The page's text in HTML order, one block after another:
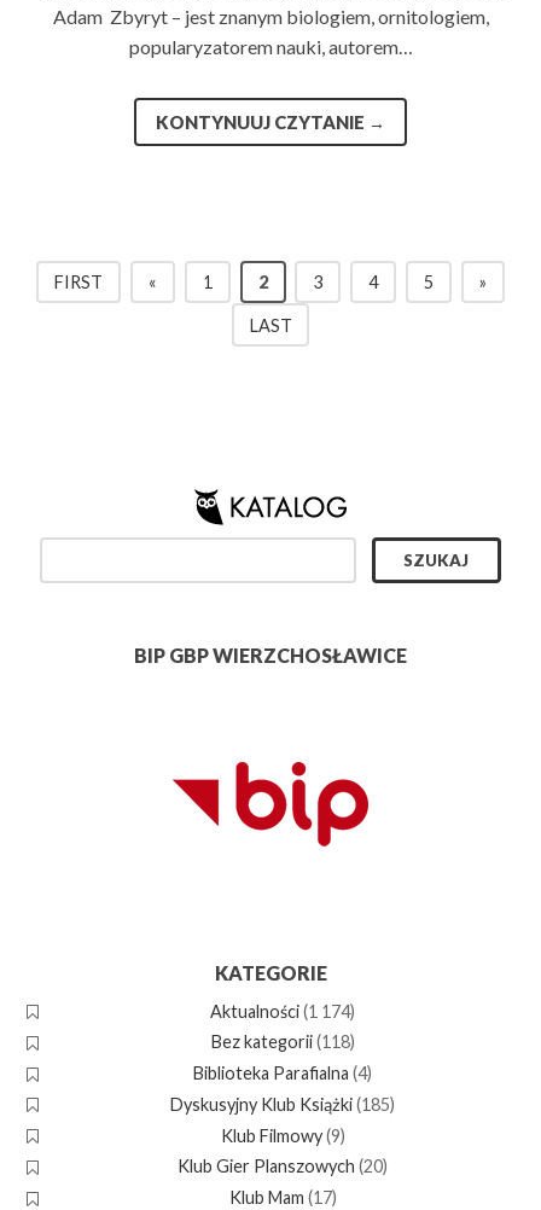
Adam Zbyryt – jest znanym biologiem, ornitologiem,
popularyzatorem nauki, autorem…
KONTYNUUJ CZYTANIE →
FIRST « 1 2 3 4 5 »
LAST
BIP GBP WIERZCHOSŁAWICE
KATEGORIE
Aktualności(1 174)
Bez kategorii(118)
Biblioteka Parafialna (4)
Dyskusyjny Klub Książki(185)
Klub Filmowy(9)
Klub Gier Planszowych (20)
Klub Mam (17)